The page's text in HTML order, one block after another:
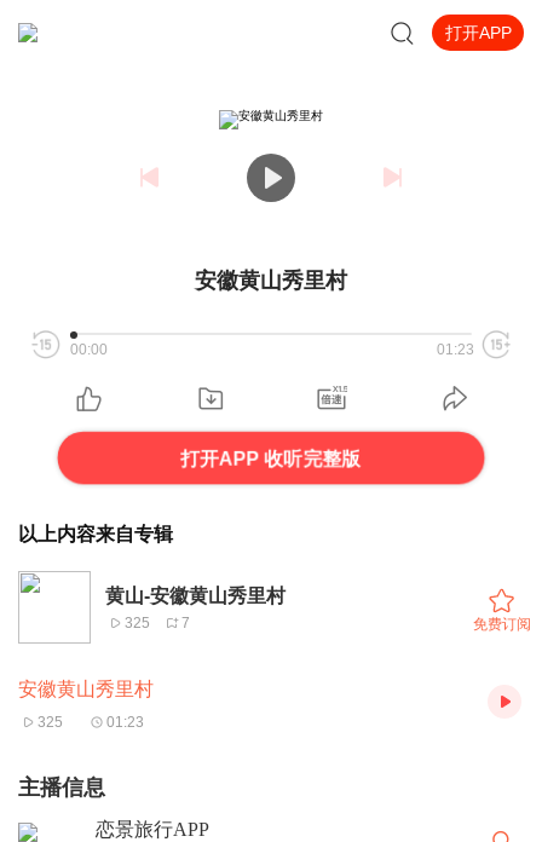
打开APP
安徽黄山秀里村
00:00 01:23
打开APP 收听完整版
以上内容来自专辑
黄山-安徽黄山秀里村
325 7 免费订阅
安徽黄山秀里村
325 01:23
主播信息
恋景旅行APP